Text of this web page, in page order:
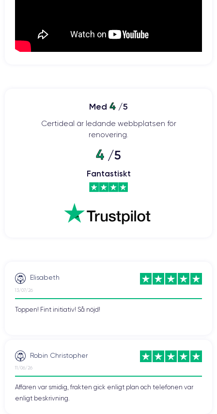
Med 4 /5
Certideal är ledande webbplatsen för
renovering.
4 /5
Fantastiskt
Elisabeth
13/07/26
Toppen! Fint initiativ! Så nöjd!
Robin Christopher
11/06/26
Affären var smidig, frakten gick enligt plan och telefonen var
enligt beskrivning.